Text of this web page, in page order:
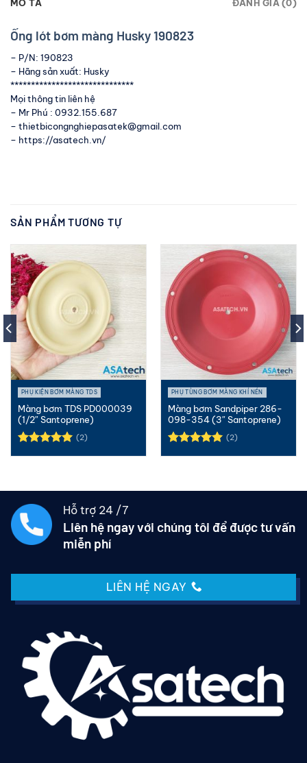
MÔ TẢ ĐÁNH GIÁ (0)
Ống lót bơm màng Husky 190823
– P/N: 190823
– Hãng sản xuất: Husky
******************************
Mọi thông tin liên hệ
– Mr Phú : 0932.155.687
– thietbicongnghiepasatek@gmail.com
– https://asatech.vn/
SẢN PHẨM TƯƠNG TỰ
PHỤ KIỆN BƠM MÀNG TDS
Màng bơm TDS PD000039
(1/2″ Santoprene)
Được xếp
(2)
PHỤ TÙNG BƠM MÀNG KHÍ NÉN
Màng bơm Sandpiper 286-
098-354 (3″ Santoprene)
Được xếp
(2)
Hỗ trợ 24 /7
Liên hệ ngay với chúng tôi để được tư vấn
miễn phí
LIÊN HỆ NGAY